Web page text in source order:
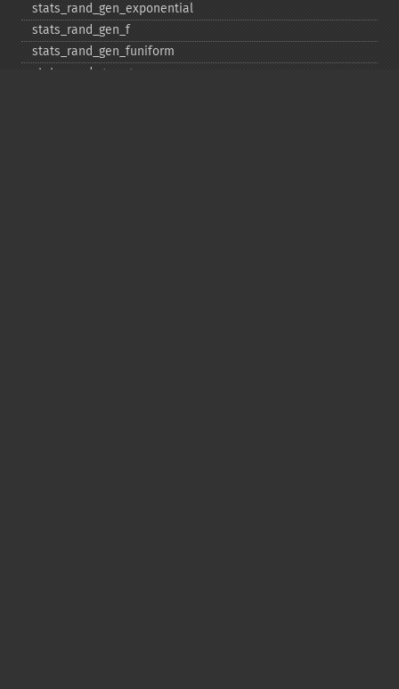
stats_​rand_​gen_​exponential
stats_​rand_​gen_​f
stats_​rand_​gen_​funiform
stats_​rand_​gen_​gamma